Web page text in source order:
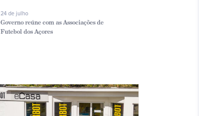
24 de julho
Governo reúne com as Associações de
Futebol dos Açores